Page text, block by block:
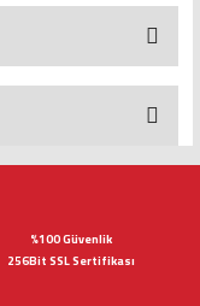
%100 Güvenlik
256Bit SSL Sertifikası